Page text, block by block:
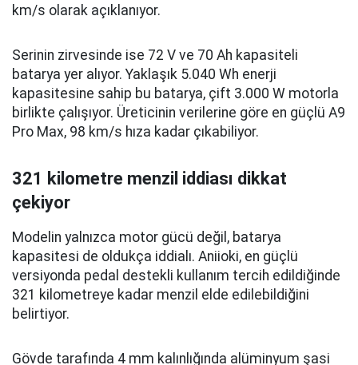
km/s olarak açıklanıyor.
Serinin zirvesinde ise 72 V ve 70 Ah kapasiteli
batarya yer alıyor. Yaklaşık 5.040 Wh enerji
kapasitesine sahip bu batarya, çift 3.000 W motorla
birlikte çalışıyor. Üreticinin verilerine göre en güçlü A9
Pro Max, 98 km/s hıza kadar çıkabiliyor.
321 kilometre menzil iddiası dikkat
çekiyor
Modelin yalnızca motor gücü değil, batarya
kapasitesi de oldukça iddialı. Aniioki, en güçlü
versiyonda pedal destekli kullanım tercih edildiğinde
321 kilometreye kadar menzil elde edilebildiğini
belirtiyor.
Gövde tarafında 4 mm kalınlığında alüminyum şasi